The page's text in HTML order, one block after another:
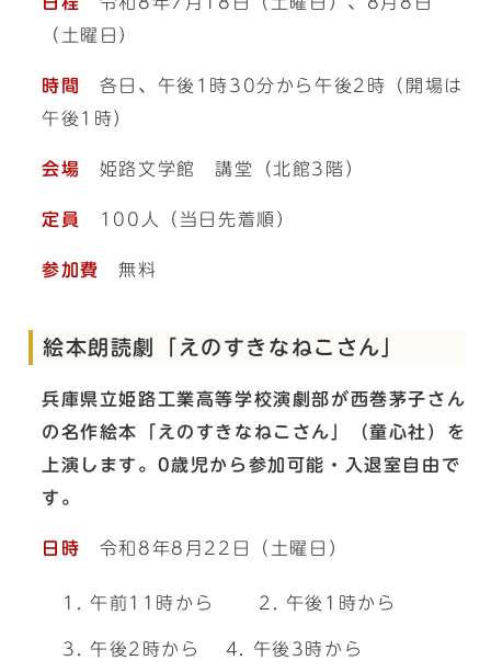
（土曜日）
時間
各日、午後1時30分から午後2時（開場は
午後1時）
会場 姫路文学館 講堂（北館3階）
定員 100人（当日先着順）
参加費 無料
絵本朗読劇「えのすきなねこさん」
兵庫県立姫路工業高等学校演劇部が西巻茅子さん
の名作絵本「えのすきなねこさん」（童心社）を
上演します。0歳児から参加可能・入退室自由で
す。
日時 令和8年8月22日（土曜日）
午前11時から 午後1時から
午後2時から 午後3時から